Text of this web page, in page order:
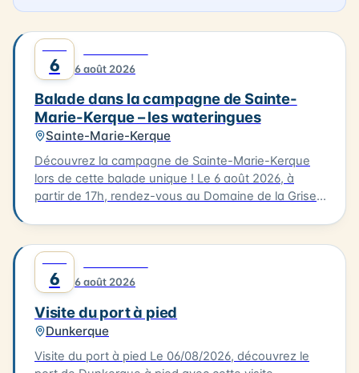
6 6 août 2026
Balade dans la campagne de Sainte-
Marie-Kerque – les wateringues
Sainte-Marie-Kerque
Découvrez la campagne de Sainte-Marie-Kerque
lors de cette balade unique ! Le 6 août 2026, à
partir de 17h, rendez-vous au Domaine de la Grise
les paysages environnants et comprendre
l'importance des wateringues dans la culture
agricole. Le tarif est de 3€ par personne. Inscrivez-
00 83 83 ou sur www.c-ici.com.
6 6 août 2026
Visite du port à pied
Dunkerque
Visite du port à pied Le 06/08/2026, découvrez le